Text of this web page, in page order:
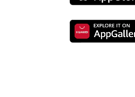
Mobilna
banka
Mobilna
Prenesite